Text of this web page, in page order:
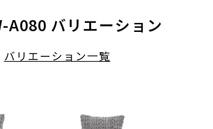
A080 バリエーション
バリエーション一覧